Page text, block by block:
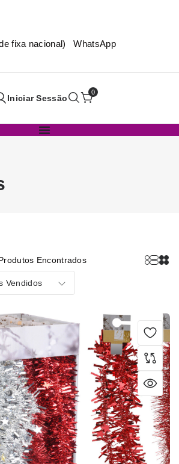
fixa nacional) WhatsApp
Iniciar Sessão
0
Encontrados
Vendidos